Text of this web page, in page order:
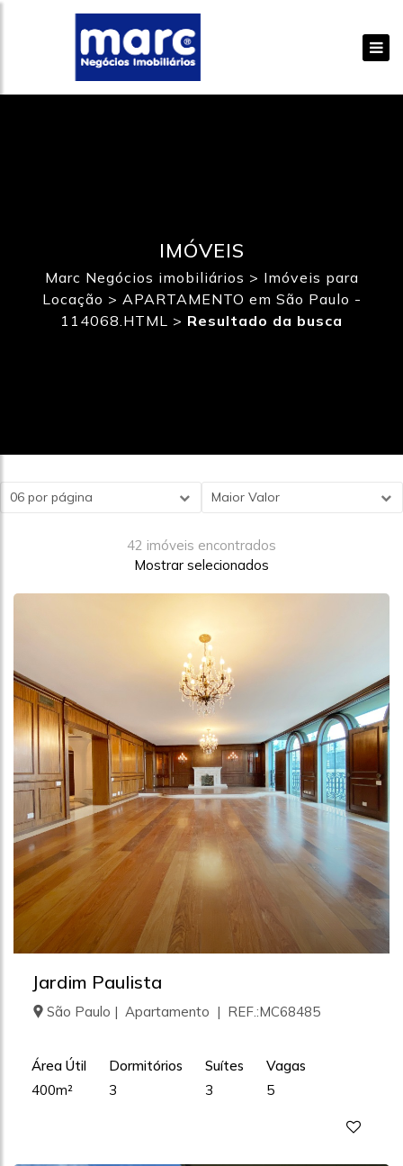
IMÓVEIS
Marc Negócios imobiliários > Imóveis para
Locação > APARTAMENTO em São Paulo -
114068.HTML > Resultado da busca
Maior Valor
06 por página
42 imóveis encontrados
Mostrar selecionados
Jardim Paulista
São Paulo | Apartamento | REF.:MC68485
Área Útil
400m²
Dormitórios
3
Suítes
3
Vagas
5